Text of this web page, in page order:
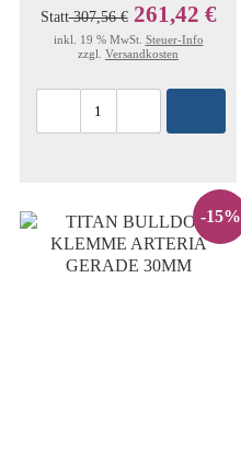
Statt307,56 € 261,42 €
inkl. 19 % MwSt. Steuer-Info
zzgl. Versandkosten
-15%